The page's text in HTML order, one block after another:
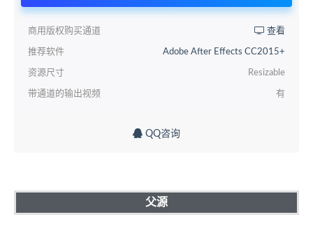
商用版权购买通道 查看
推荐软件 Adobe After Effects CC2015+
资源尺寸 Resizable
带通道的输出视频 有
QQ咨询
父源